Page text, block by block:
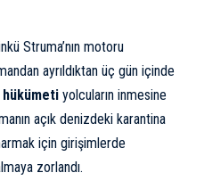
Struma’nın motoru
ayrıldıktan üç gün içinde
hükümeti yolcuların inmesine
açık denizdeki karantina
için girişimlerde
zorlandı.